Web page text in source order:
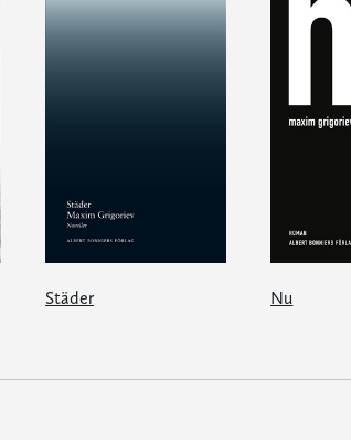
Städer Nu